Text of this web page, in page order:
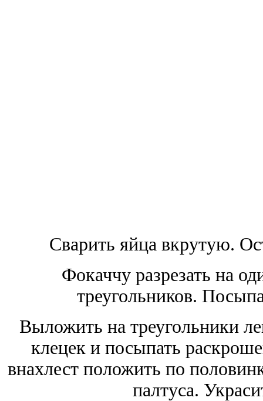
Сварить яйца вкрутую.
Фокаччу разрезать на
треугольников.
Выложить на треугольники
клецек и посыпать
внахлест положить по
палтуса.